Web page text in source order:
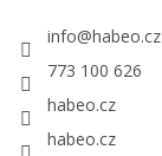
info@habeo.cz
773 100 626
habeo.cz
habeo.cz